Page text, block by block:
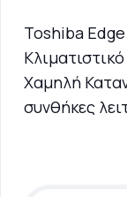
Toshiba Edge
Χαμηλή
συνθήκες